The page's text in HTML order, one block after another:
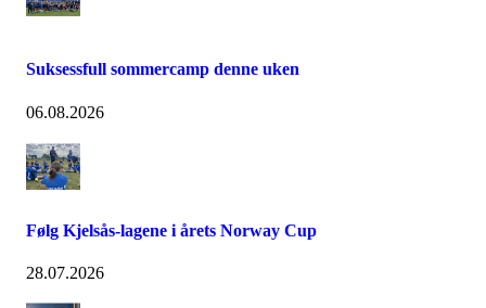
Suksessfull sommercamp denne uken
06.08.2026
Følg Kjelsås-lagene i årets Norway Cup
28.07.2026